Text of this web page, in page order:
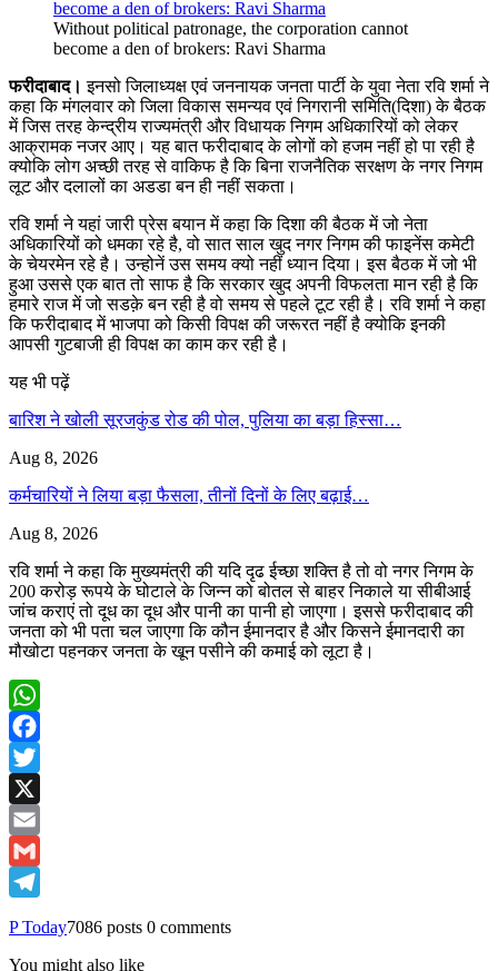
Without political patronage, the corporation cannot
become a den of brokers: Ravi Sharma
फरीदाबाद। इनसो जिलाध्यक्ष एवं जननायक जनता पार्टी के युवा नेता रवि शर्मा ने
कहा कि मंगलवार को जिला विकास समन्यव एवं निगरानी समिति(दिशा) के बैठक
में जिस तरह केन्द्रीय राज्यमंत्री और विधायक निगम अधिकारियों को लेकर
आक्रामक नजर आए। यह बात फरीदाबाद के लोगों को हजम नहीं हो पा रही है
क्योकि लोग अच्छी तरह से वाकिफ है कि बिना राजनैतिक सरक्षण के नगर निगम
लूट और दलालों का अडडा बन ही नहीं सकता।
रवि शर्मा ने यहां जारी प्रेस बयान में कहा कि दिशा की बैठक में जो नेता
अधिकारियों को धमका रहे है, वो सात साल खुद नगर निगम की फाइनेंस कमेटी
के चेयरमेन रहे है। उन्होनें उस समय क्यो नहीं ध्यान दिया। इस बैठक में जो भी
हुआ उससे एक बात तो साफ है कि सरकार खुद अपनी विफलता मान रही है कि
हमारे राज में जो सडक़े बन रही है वो समय से पहले टूट रही है। रवि शर्मा ने कहा
कि फरीदाबाद में भाजपा को किसी विपक्ष की जरूरत नहीं है क्योकि इनकी
आपसी गुटबाजी ही विपक्ष का काम कर रही है।
यह भी पढ़ें
बारिश ने खोली सूरजकुंड रोड की पोल, पुलिया का बड़ा हिस्सा…
Aug 8, 2026
कर्मचारियों ने लिया बड़ा फैसला, तीनों दिनों के लिए बढ़ाई…
Aug 8, 2026
रवि शर्मा ने कहा कि मुख्यमंत्री की यदि दृढ ईच्छा शक्ति है तो वो नगर निगम के
200 करोड़ रूपये के घोटाले के जिन्न को बोतल से बाहर निकाले या सीबीआई
जांच कराएं तो दूध का दूध और पानी का पानी हो जाएगा। इससे फरीदाबाद की
जनता को भी पता चल जाएगा कि कौन ईमानदार है और किसने ईमानदारी का
मौखोटा पहनकर जनता के खून पसीने की कमाई को लूटा है।
WhatsApp
Facebook
Twitter
X
Email
Gmail
P Today7086 posts 0 comments
You might also like